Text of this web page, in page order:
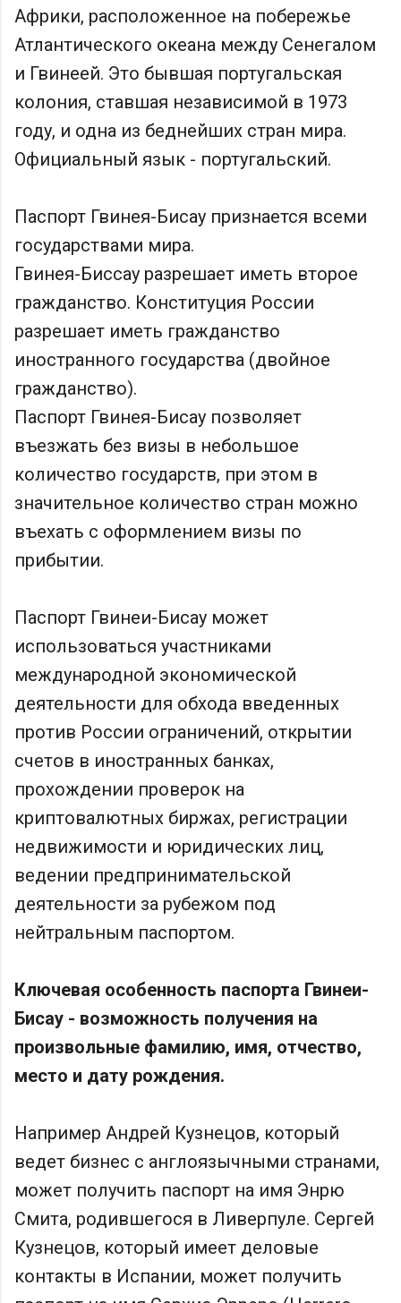
Африки, расположенное на побережье
Атлантического океана между Сенегалом
и Гвинеей. Это бывшая португальская
колония, ставшая независимой в 1973
году, и одна из беднейших стран мира.
Официальный язык - португальский.
Паспорт Гвинея-Бисау признается всеми
государствами мира.
Гвинея-Биссау разрешает иметь второе
гражданство. Конституция России
разрешает иметь гражданство
иностранного государства (двойное
гражданство).
Паспорт Гвинея-Бисау позволяет
въезжать без визы в небольшое
количество государств, при этом в
значительное количество стран можно
въехать с оформлением визы по
прибытии.
Паспорт Гвинеи-Бисау может
использоваться участниками
международной экономической
деятельности для обхода введенных
против России ограничений, открытии
счетов в иностранных банках,
прохождении проверок на
криптовалютных биржах, регистрации
недвижимости и юридических лиц,
ведении предпринимательской
деятельности за рубежом под
нейтральным паспортом.
Ключевая особенность паспорта Гвинеи-
Бисау - возможность получения на
произвольные фамилию, имя, отчество,
место и дату рождения.
Например Андрей Кузнецов, который
ведет бизнес с англоязычными странами,
может получить паспорт на имя Энрю
Смита, родившегося в Ливерпуле. Сергей
Кузнецов, который имеет деловые
контакты в Испании, может получить